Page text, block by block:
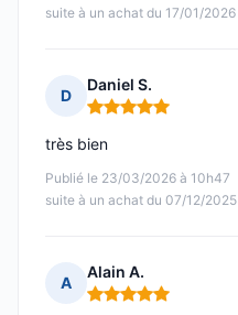
suite à un achat du 17/01/2026
D
Daniel S.
Note : 5 sur 5
Publié le 23/03/2026 à 10h47
suite à un achat du 07/12/2025
très bien
A
Alain A.
Note : 5 sur 5